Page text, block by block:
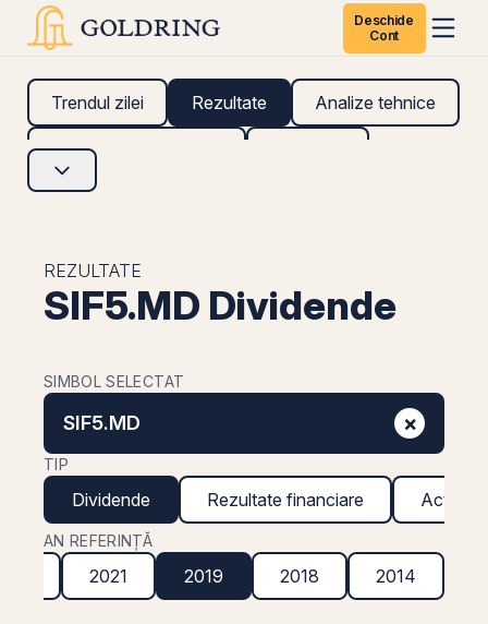
Deschide
Cont
Trendul zilei Rezultate Analize tehnice
Analize fundamentale
REZULTATE
SIF5.MD Dividende
SIMBOL SELECTAT
SIF5.MD ×
TIP
Dividende Rezultate financiare Acțiuni
AN REFERINȚĂ
2021 2019 2018 2014